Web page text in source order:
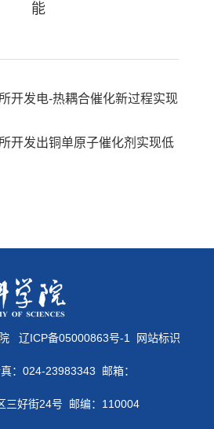
能
开发电-热耦合催化新过程实现
开发出铜单原子催化剂实现低
辽ICP备05000863号-1 网站标识
：024-23983343 邮箱：
三好街24号 邮编：110004